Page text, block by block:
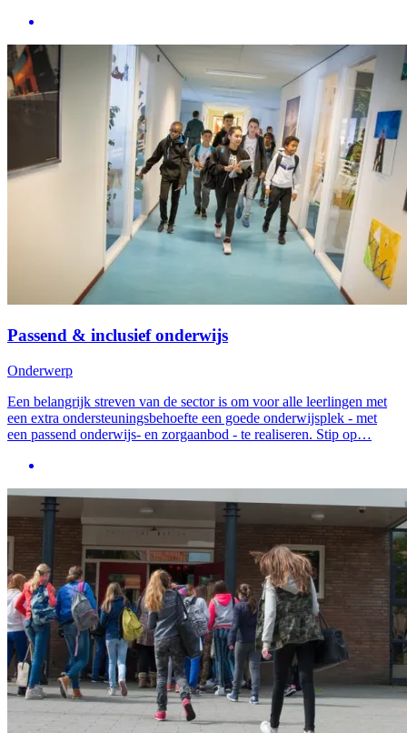
Passend & inclusief onderwijs
Onderwerp
Een belangrijk streven van de sector is om voor alle leerlingen met
een extra ondersteuningsbehoefte een goede onderwijsplek - met
een passend onderwijs- en zorgaanbod - te realiseren. Stip op…